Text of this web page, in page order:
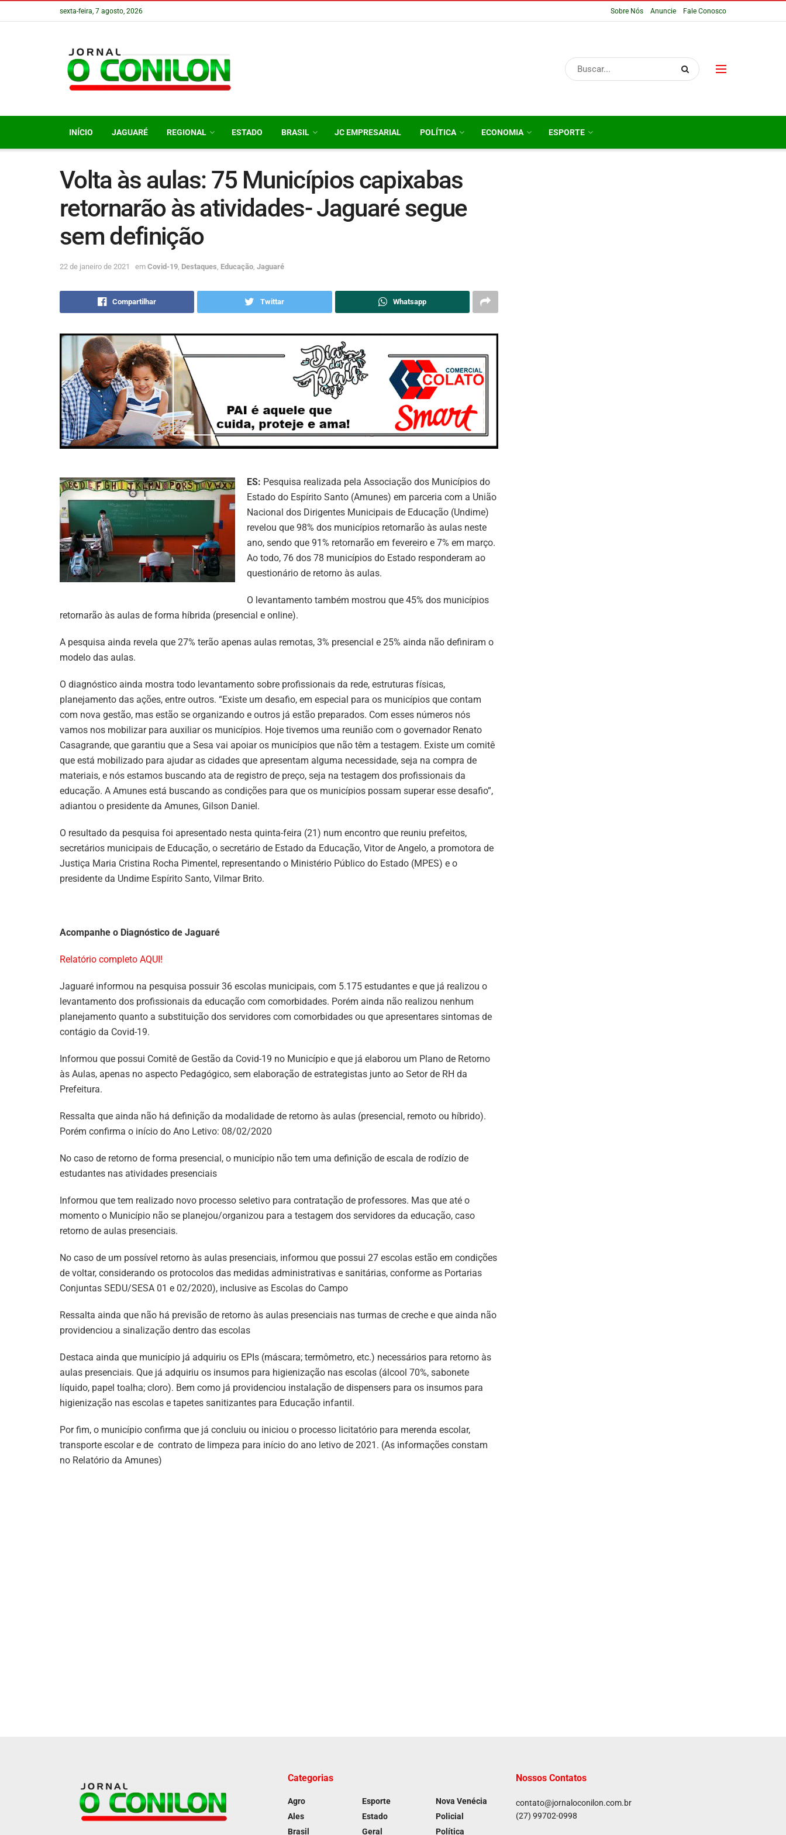
sexta-feira, 7 agosto, 2026 Sobre Nós Anuncie Fale Conosco
INÍCIO JAGUARÉ REGIONAL ESTADO BRASIL JC EMPRESARIAL POLÍTICA ECONOMIA ESPORTE
Volta às aulas: 75 Municípios capixabas
retornarão às atividades- Jaguaré segue
sem definição
22 de janeiro de 2021 em Covid-19 Destaques Educação Jaguaré
Compartilhar Twittar Whatsapp
ES: Pesquisa realizada pela Associação dos Municípios do
Estado do Espírito Santo (Amunes) em parceria com a União
Nacional dos Dirigentes Municipais de Educação (Undime)
revelou que 98% dos municípios retornarão às aulas neste
ano, sendo que 91% retornarão em fevereiro e 7% em março.
Ao todo, 76 dos 78 municípios do Estado responderam ao
questionário de retorno às aulas.
O levantamento também mostrou que 45% dos municípios
retornarão às aulas de forma híbrida (presencial e online).
A pesquisa ainda revela que 27% terão apenas aulas remotas, 3% presencial e 25% ainda não definiram o
modelo das aulas.
O diagnóstico ainda mostra todo levantamento sobre profissionais da rede, estruturas físicas,
planejamento das ações, entre outros. “Existe um desafio, em especial para os municípios que contam
com nova gestão, mas estão se organizando e outros já estão preparados. Com esses números nós
vamos nos mobilizar para auxiliar os municípios. Hoje tivemos uma reunião com o governador Renato
Casagrande, que garantiu que a Sesa vai apoiar os municípios que não têm a testagem. Existe um comitê
que está mobilizado para ajudar as cidades que apresentam alguma necessidade, seja na compra de
materiais, e nós estamos buscando ata de registro de preço, seja na testagem dos profissionais da
educação. A Amunes está buscando as condições para que os municípios possam superar esse desafio”,
adiantou o presidente da Amunes, Gilson Daniel.
O resultado da pesquisa foi apresentado nesta quinta-feira (21) num encontro que reuniu prefeitos,
secretários municipais de Educação, o secretário de Estado da Educação, Vitor de Angelo, a promotora de
Justiça Maria Cristina Rocha Pimentel, representando o Ministério Público do Estado (MPES) e o
presidente da Undime Espírito Santo, Vilmar Brito.
Acompanhe o Diagnóstico de Jaguaré
Relatório completo AQUI!
Jaguaré informou na pesquisa possuir 36 escolas municipais, com 5.175 estudantes e que já realizou o
levantamento dos profissionais da educação com comorbidades. Porém ainda não realizou nenhum
planejamento quanto a substituição dos servidores com comorbidades ou que apresentares sintomas de
contágio da Covid-19.
Informou que possui Comitê de Gestão da Covid-19 no Município e que já elaborou um Plano de Retorno
às Aulas, apenas no aspecto Pedagógico, sem elaboração de estrategistas junto ao Setor de RH da
Prefeitura.
Ressalta que ainda não há definição da modalidade de retorno às aulas (presencial, remoto ou híbrido).
Porém confirma o início do Ano Letivo: 08/02/2020
No caso de retorno de forma presencial, o município não tem uma definição de escala de rodízio de
estudantes nas atividades presenciais
Informou que tem realizado novo processo seletivo para contratação de professores. Mas que até o
momento o Município não se planejou/organizou para a testagem dos servidores da educação, caso
retorno de aulas presenciais.
No caso de um possível retorno às aulas presenciais, informou que possui 27 escolas estão em condições
de voltar, considerando os protocolos das medidas administrativas e sanitárias, conforme as Portarias
Conjuntas SEDU/SESA 01 e 02/2020), inclusive as Escolas do Campo
Ressalta ainda que não há previsão de retorno às aulas presenciais nas turmas de creche e que ainda não
providenciou a sinalização dentro das escolas
Destaca ainda que município já adquiriu os EPIs (máscara; termômetro, etc.) necessários para retorno às
aulas presenciais. Que já adquiriu os insumos para higienização nas escolas (álcool 70%, sabonete
líquido, papel toalha; cloro). Bem como já providenciou instalação de dispensers para os insumos para
higienização nas escolas e tapetes sanitizantes para Educação infantil.
Por fim, o município confirma que já concluiu ou iniciou o processo licitatório para merenda escolar,
transporte escolar e de contrato de limpeza para início do ano letivo de 2021. (As informações constam
no Relatório da Amunes)
Categorias
Agro
Ales
Brasil
Esporte
Estado
Geral
Nova Venécia
Policial
Política
Nossos Contatos
contato@jornaloconilon.com.br
(27) 99702-0998